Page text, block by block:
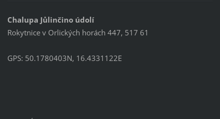
Chalupa Jůlinčino údolí
Rokytnice v Orlických horách 447, 517 61
GPS: 50.1780403N, 16.4331122E